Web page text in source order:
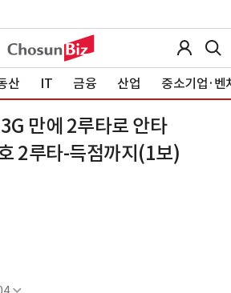
산 IT 금융 산업 중소기업·벤
만에 2루타로 안타
2루타-득점까지(1보)